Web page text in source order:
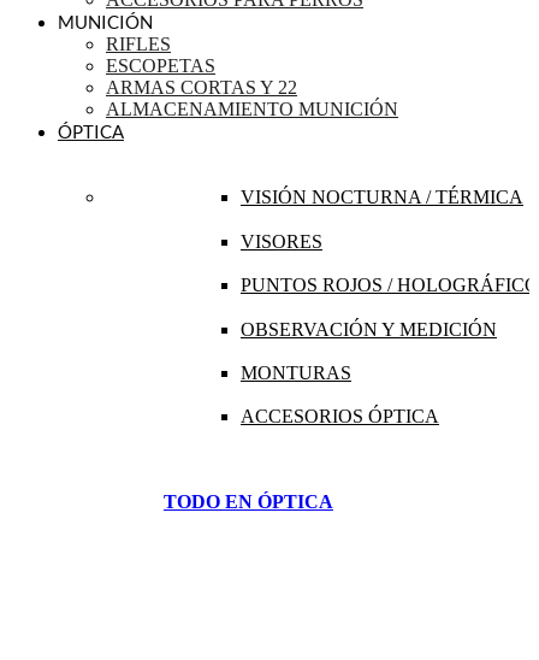
MUNICIÓN
RIFLES
ESCOPETAS
ARMAS CORTAS Y 22
ALMACENAMIENTO MUNICIÓN
ÓPTICA
VISIÓN NOCTURNA / TÉRMICA
VISORES
PUNTOS ROJOS /
OBSERVACIÓN Y MEDICIÓN
MONTURAS
ACCESORIOS ÓPTICA
TODO EN ÓPTICA